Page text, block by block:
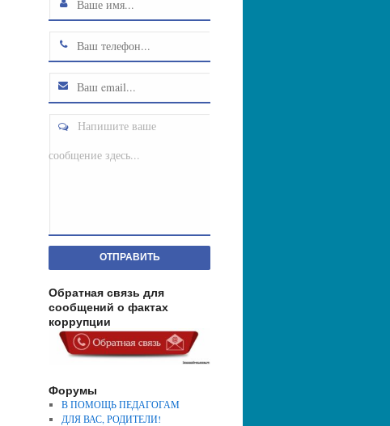
Напишите ваше
сообщение здесь...
ОТПРАВИТЬ
Обратная связь для
сообщений о фактах
коррупции
Форумы
В ПОМОЩЬ ПЕДАГОГАМ
ДЛЯ ВАС, РОДИТЕЛИ!